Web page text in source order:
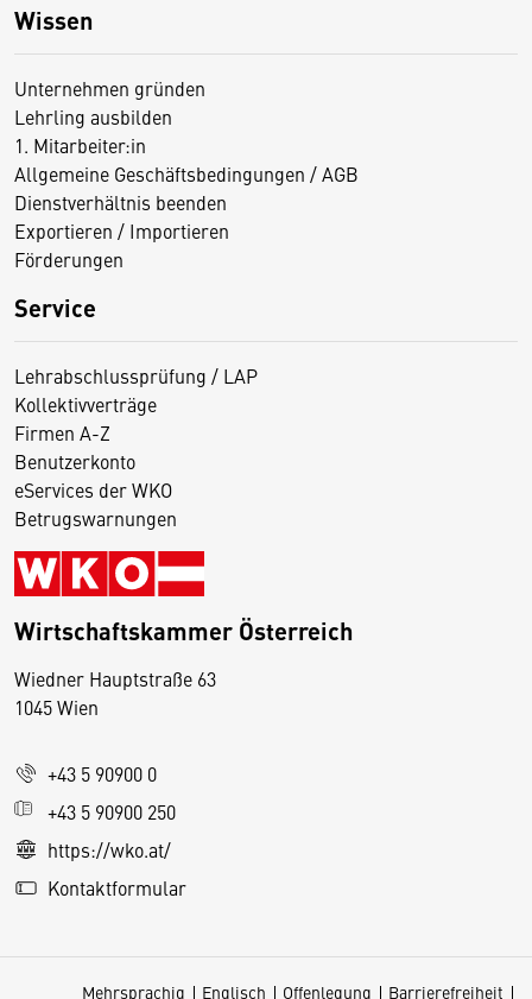
Wissen
Unternehmen gründen
Lehrling ausbilden
1. Mitarbeiter:in
Allgemeine Geschäftsbedingungen / AGB
Dienstverhältnis beenden
Exportieren / Importieren
Förderungen
Service
Lehrabschlussprüfung / LAP
Kollektivverträge
Firmen A-Z
Benutzerkonto
eServices der WKO
Betrugswarnungen
Wirtschaftskammer Österreich
Wiedner Hauptstraße 63
1045 Wien
+43 5 90900 0
+43 5 90900 250
https://wko.at/
Kontaktformular
Mehrsprachig Englisch Offenlegung Barrierefreiheit
D
s
e
S
e